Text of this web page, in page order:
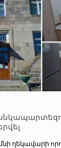
ղեկավարի